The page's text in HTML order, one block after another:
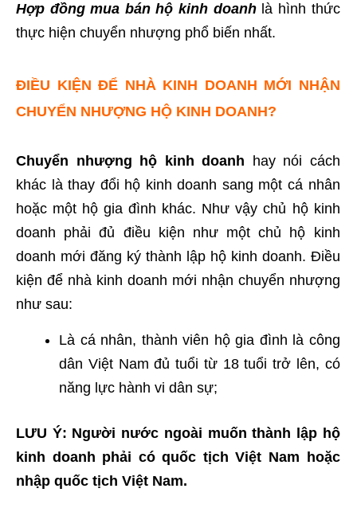
Hợp đồng mua bán hộ kinh doanhlà hình thức
thực hiện chuyển nhượng phổ biến nhất.
ĐIỀU KIỆN ĐỂ NHÀ KINH DOANH MỚI NHẬN
CHUYỂN NHƯỢNG HỘ KINH DOANH?
Chuyển nhượng hộ kinh doanh hay nói cách
khác là thay đổi hộ kinh doanh sang một cá nhân
hoặc một hộ gia đình khác. Như vậy chủ hộ kinh
doanh phải đủ điều kiện như một chủ hộ kinh
doanh mới đăng ký thành lập hộ kinh doanh. Điều
kiện để nhà kinh doanh mới nhận chuyển nhượng
như sau:
Là cá nhân, thành viên hộ gia đình là công
dân Việt Nam đủ tuổi từ 18 tuổi trở lên, có
năng lực hành vi dân sự;
LƯU Ý: Người nước ngoài muốn thành lập hộ
kinh doanh phải có quốc tịch Việt Nam hoặc
nhập quốc tịch Việt Nam.